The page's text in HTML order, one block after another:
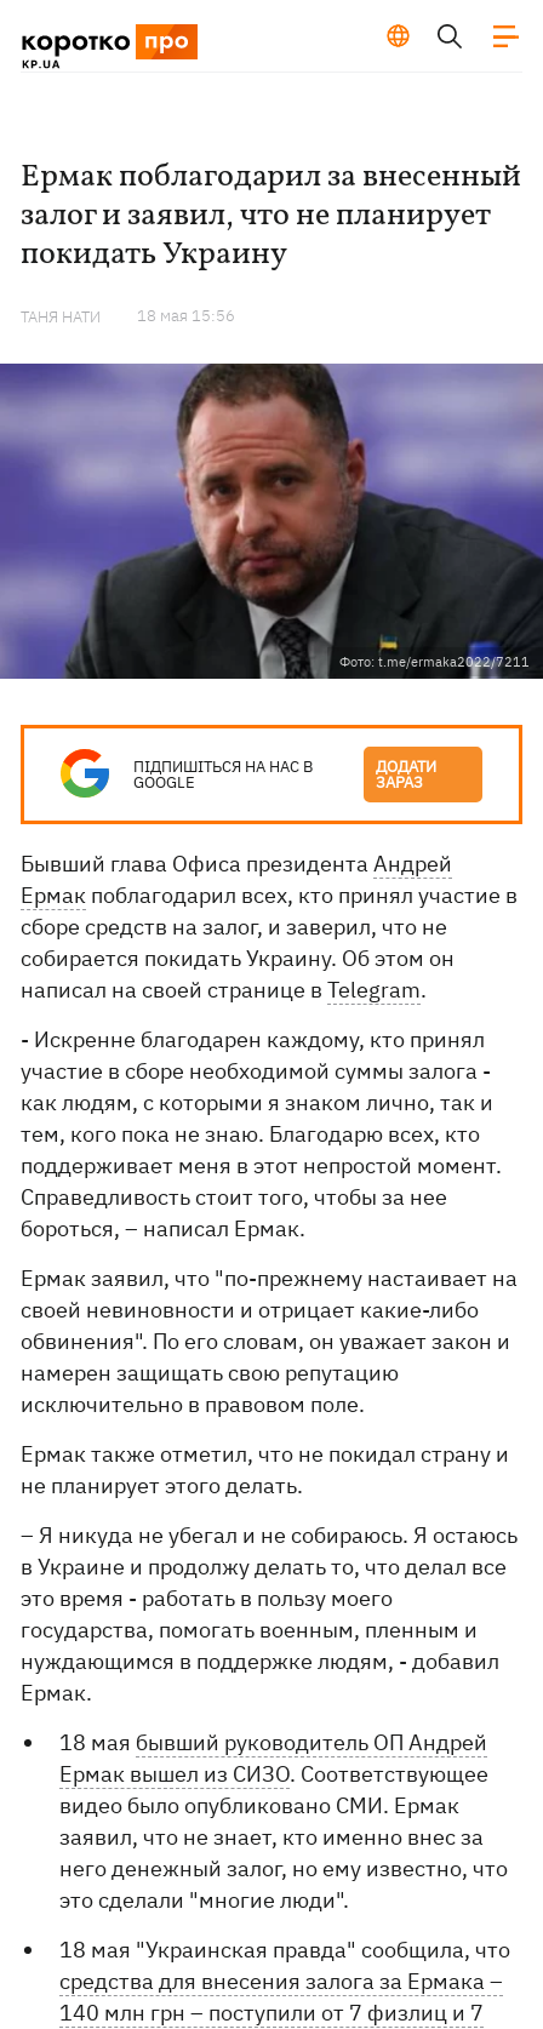
Ермак поблагодарил за внесенный
залог и заявил, что не планирует
покидать Украину
ТАНЯ НАТИ 18 мая 15:56
Фото: t.me/ermaka2022/7211
ПІДПИШІТЬСЯ НА НАС В
GOOGLE
ДОДАТИ
ЗАРАЗ
Бывший глава Офиса президентаАндрей
Ермак поблагодарил всех, кто принял участие в
сборе средств на залог, и заверил, что не
собирается покидать Украину. Об этом он
написал на своей странице вTelegram.
- Искренне благодарен каждому, кто принял
участие в сборе необходимой суммы залога -
как людям, с которыми я знаком лично, так и
тем, кого пока не знаю. Благодарю всех, кто
поддерживает меня в этот непростой момент.
Справедливость стоит того, чтобы за нее
бороться, – написал Ермак.
Ермак заявил, что "по-прежнему настаивает на
своей невиновности и отрицает какие-либо
обвинения". По его словам, он уважает закон и
намерен защищать свою репутацию
исключительно в правовом поле.
Ермак также отметил, что не покидал страну и
не планирует этого делать.
– Я никуда не убегал и не собираюсь. Я остаюсь
в Украине и продолжу делать то, что делал все
это время - работать в пользу моего
государства, помогать военным, пленным и
нуждающимся в поддержке людям, - добавил
Ермак.
18 мая бывший руководитель ОП Андрей
Ермак вышел из СИЗО. Соответствующее
видео было опубликовано СМИ. Ермак
заявил, что не знает, кто именно внес за
него денежный залог, но ему известно, что
это сделали "многие люди".
18 мая "Украинская правда" сообщила, что
средства для внесения залога за Ермака –
140 млн грн – поступили от 7 физлиц и 7